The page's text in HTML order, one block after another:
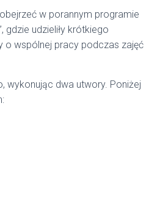
w porannym programie
gdzie udzieliły krótkiego
o wspólnej pracy podczas zajęć
wykonując dwa utwory. Poniżej